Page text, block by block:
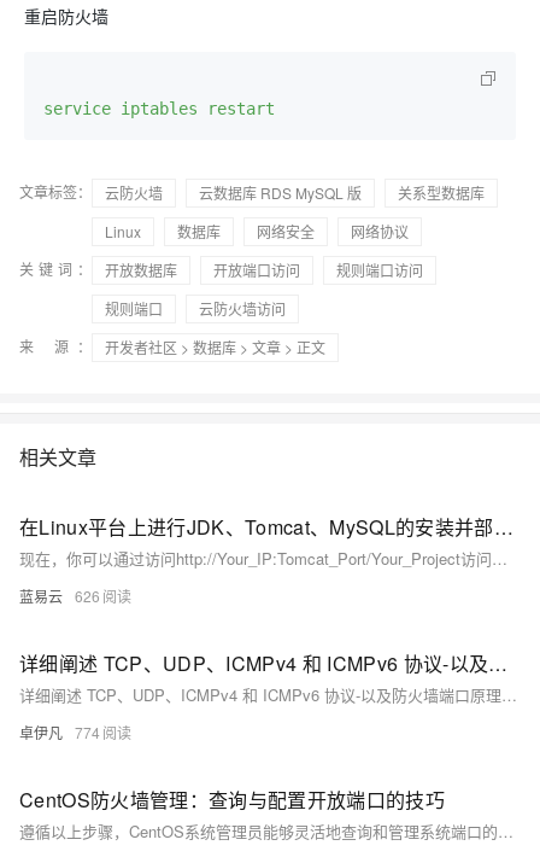
重启防火墙
service iptables restart
文章标签： 云防火墙 云数据库 RDS MySQL 版
关系型数据库
Linux
数据库 网络安全
网络协议
关键词：
开放数据库 开放端口访问
规则端口访问
规则端口
云防火墙访问
来 源：
开发者社区 > 数据库 > 文章 > 正文
相关文章
在Linux平台上进行JDK、Tomcat、MySQL的安装并部署后端项目
现在，你可以通过访问http://Your_IP:Tomcat_Port/Your_Project访问你的项目了。如果一切顺利，你将看到那绚烂的胜利之光照耀在你的项目之上！
蓝易云 626
详细阐述 TCP、UDP、ICMPv4 和 ICMPv6 协议-以及防火墙端口原理优雅草卓伊凡
详细阐述 TCP、UDP、ICMPv4 和 ICMPv6 协议-以及防火墙端口原理优雅草卓伊凡
卓伊凡 774
CentOS防火墙管理：查询与配置开放端口的技巧
遵循以上步骤，CentOS系统管理员能够灵活地查询和管理系统端口的开放情况，并且能适用于大多数防火墙管理场合。务必在改变防火墙规则后认真审核和测试，以确保网络安全性与服务的正常运行。